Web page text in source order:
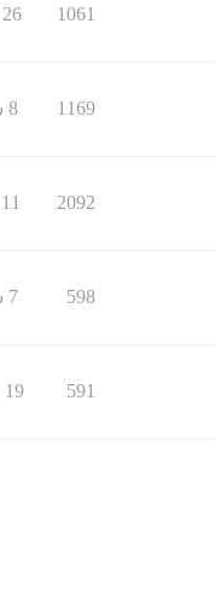
1061 26 نوفمبر 2020
1169 8 سبتمبر 2023
2092 11 مارس 2016
598 7 سبتمبر 2023
591 19 ديسمبر 2023